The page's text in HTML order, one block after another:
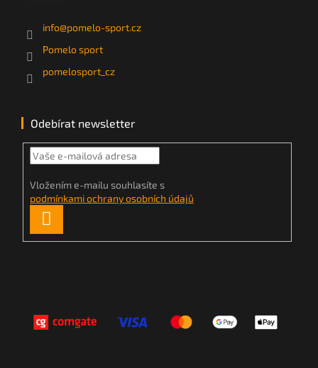
info@pomelo-sport.cz
Pomelo sport
pomelosport_cz
Odebírat newsletter
Vložením e-mailu souhlasíte s
podmínkami ochrany osobních údajů
SE